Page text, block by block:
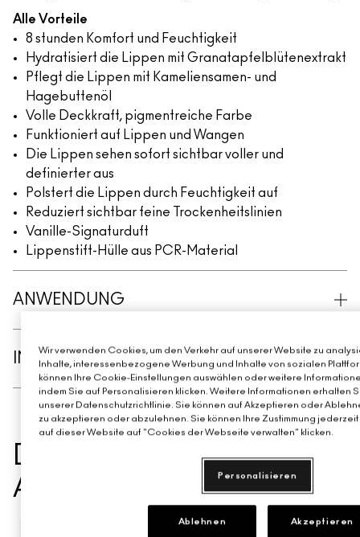
Alle Vorteile
8 stunden Komfort und Feuchtigkeit
Hydratisiert die Lippen mit Granatapfelblütenextrakt
Pflegt die Lippen mit Kameliensamen- und
Hagebuttenöl
Volle Deckkraft, pigmentreiche Farbe
Funktioniert auf Lippen und Wangen
Die Lippen sehen sofort sichtbar voller und
definierter aus
Polstert die Lippen durch Feuchtigkeit auf
Reduziert sichtbar feine Trockenheitslinien
Vanille-Signaturduft
Lippenstift-Hülle aus PCR-Material
ANWENDUNG
INHALTSSTOFFE
DAS KÖNNTE IHNEN
AUCH GEFALLEN
Wir verwenden Cookies, um den Verkehr auf unserer Website zu
Inhalte, interessenbezogene Werbung und Inhalte von sozialen
können Ihre Cookie-Einstellungen auswählen oder weitere
indem Sie auf Personalisieren klicken. Weitere Informationen erhalten
unserer Datenschutzrichtlinie. Sie können auf Akzeptieren oder
zu akzeptieren oder abzulehnen. Sie können Ihre Zustimmung
auf dieser Website auf "Cookies der Webseite verwalten" klicken.
Personalisieren
Ablehnen Akzeptieren